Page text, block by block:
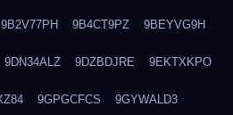
9B2V77PH 9B4CT9PZ 9BEYVG9H
9DN34ALZ 9DZBDJRE 9EKTXKPO
9GPGCFCS 9GYWALD3